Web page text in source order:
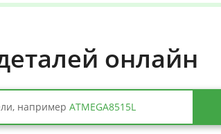
онлайн
например ATMEGA8515L